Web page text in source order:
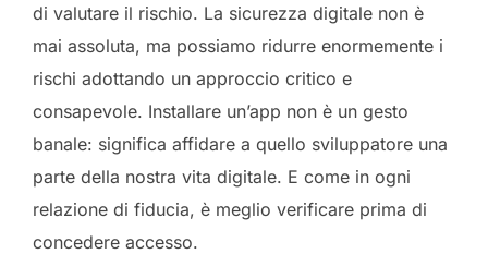
di valutare il rischio. La sicurezza digitale non è
mai assoluta, ma possiamo ridurre enormemente i
rischi adottando un approccio critico e
consapevole. Installare un’app non è un gesto
banale: significa affidare a quello sviluppatore una
parte della nostra vita digitale. E come in ogni
relazione di fiducia, è meglio verificare prima di
concedere accesso.